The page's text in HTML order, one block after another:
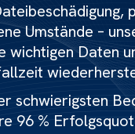
Umstände –
wichtigen Daten
schwierigsten
96 %